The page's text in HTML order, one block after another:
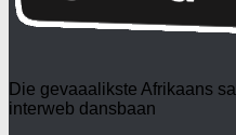
Die gevaaalikste Afrikaans
interweb dansbaan